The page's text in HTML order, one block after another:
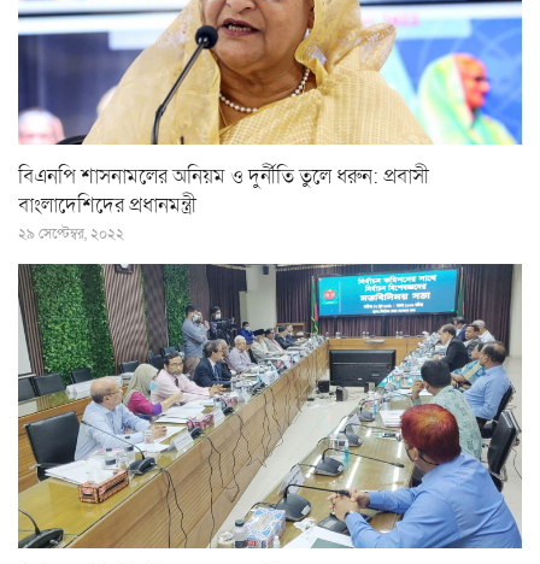
বিএনপি শাসনামলের অনিয়ম ও দুর্নীতি তুলে ধরুন: প্রবাসী
বাংলাদেশিদের প্রধানমন্ত্রী
২৯ সেপ্টেম্বর, ২০২২